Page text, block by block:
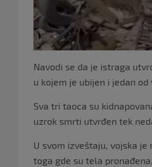
Navodi se da je istraga
u kojem je ubijen i jedan od
Sva tri taoca su
uzrok smrti utvrđen tek
U svom izveštaju, vojska je
toga gde su tela